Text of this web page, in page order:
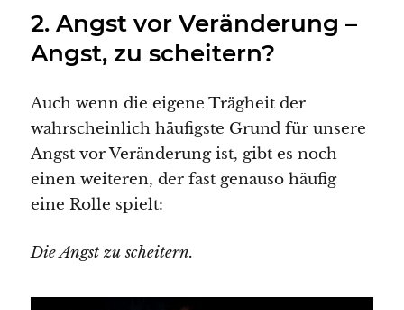
2. Angst vor Veränderung –
Angst, zu scheitern?
Auch wenn die eigene Trägheit der
wahrscheinlich häufigste Grund für unsere
Angst vor Veränderung ist, gibt es noch
einen weiteren, der fast genauso häufig
eine Rolle spielt:
Die Angst zu scheitern.